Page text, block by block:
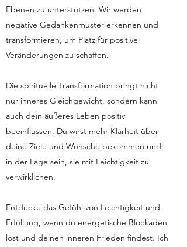
Ebenen zu unterstützen. Wir werden
negative Gedankenmuster erkennen und
transformieren, um Platz für positive
Veränderungen zu schaffen.
Die spirituelle Transformation bringt nicht
nur inneres Gleichgewicht, sondern kann
auch dein äußeres Leben positiv
beeinflussen. Du wirst mehr Klarheit über
deine Ziele und Wünsche bekommen und
in der Lage sein, sie mit Leichtigkeit zu
verwirklichen.
Entdecke das Gefühl von Leichtigkeit und
Erfüllung, wenn du energetische Blockaden
löst und deinen inneren Frieden findest. Ich